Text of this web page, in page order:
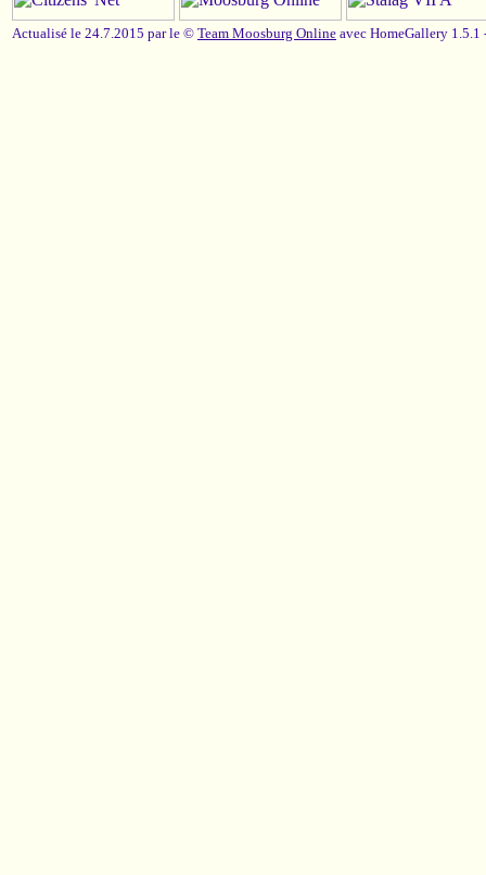
Actualisé le 24.7.2015 par le © Team Moosburg Online avec HomeGallery 1.5.1